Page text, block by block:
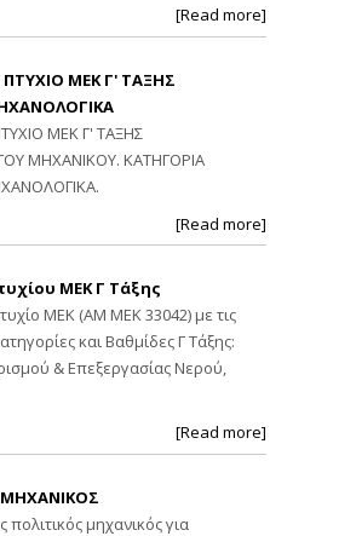
[Read more]
ΠΤΥΧΙΟ ΜΕΚ Γ' ΤΑΞΗΣ
ΜΕΚ Γ' ΤΑΞΗΣ
ΜΗΧΑΝΙΚΟΥ. ΚΑΤΗΓΟΡΙΑ
[Read more]
ΜΕΚ Γ Τάξης
ΜΕΚ (ΑΜ ΜΕΚ 33042) με τις
και Βαθμίδες Γ Τάξης:
& Επεξεργασίας Νερού,
[Read more]
ΜΗΧΑΝΙΚΟΣ
πολιτικός μηχανικός για